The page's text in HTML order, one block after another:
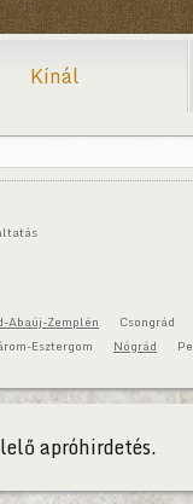
Kínál
Abaúj-Zemplén
Csongrád
Esztergom Nógrád
apróhirdetés.